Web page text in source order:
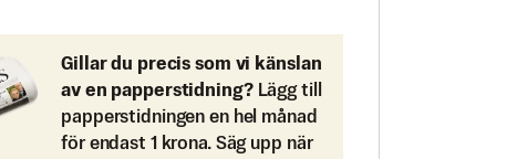
Gillar du precis som vi känslan
av en papperstidning? Lägg till
papperstidningen en hel månad
för endast 1 krona. Säg upp när